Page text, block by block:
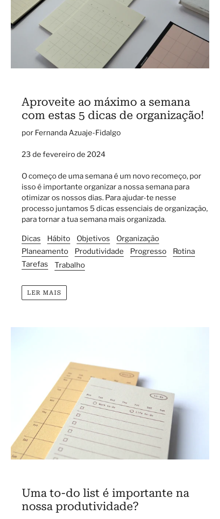
Aproveite ao máximo a semana
com estas 5 dicas de organização!
por Fernanda Azuaje-Fidalgo
23 de fevereiro de 2024
O começo de uma semana é um novo recomeço, por
isso é importante organizar a nossa semana para
otimizar os nossos dias. Para ajudar-te nesse
processo juntamos 5 dicas essenciais de organização,
para tornar a tua semana mais organizada.
Dicas Hábito Objetivos
Organização
Planeamento
Produtividade Progresso
Rotina
Tarefas
Trabalho
LER MAIS
Uma to-do list é importante na
nossa produtividade?